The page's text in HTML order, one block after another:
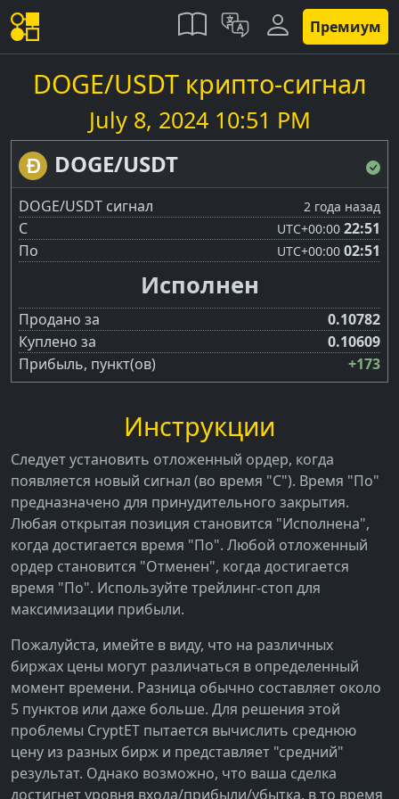
Премиум
DOGE/USDT крипто-сигнал
July 8, 2024 10:51 PM
DOGE/USDT
DOGE/USDT сигнал 2 года назад
С UTC+00:00 22:51
По
UTC+00:00 02:51
Исполнен
Продано за
0.10782
Куплено за
0.10609
Прибыль, пункт(ов)
+173
Инструкции
Следует установить отложенный ордер, когда
появляется новый сигнал (во время "С"). Время "По"
предназначено для принудительного закрытия.
Любая открытая позиция становится "Исполнена",
когда достигается время "По". Любой отложенный
ордер становится "Отменен", когда достигается
время "По". Используйте трейлинг-стоп для
максимизации прибыли.
Пожалуйста, имейте в виду, что на различных
биржах цены могут различаться в определенный
момент времени. Разница обычно составляет около
5 пунктов или даже больше. Для решения этой
проблемы CryptET пытается вычислить среднюю
цену из разных бирж и представляет "средний"
результат. Однако возможно, что ваша сделка
достигнет уровня входа/прибыли/убытка, в то время